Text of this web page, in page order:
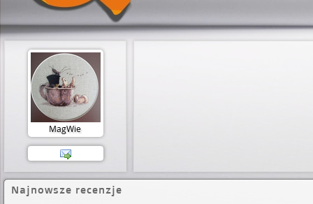
MagWie
Najnowsze recenzje